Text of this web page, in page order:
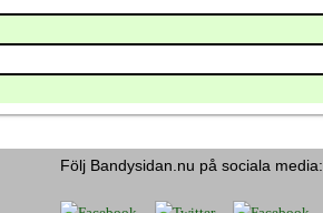
Följ Bandysidan.nu på sociala media: